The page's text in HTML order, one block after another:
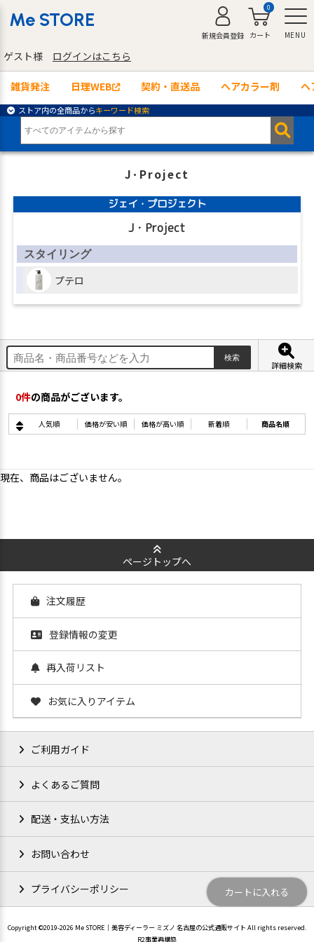
雑貨発注 日理WEB 契約・直送品 ヘアカラー剤 ヘ
ストア内の全商品からキーワード検索
Me STORE
MENU
新規会員登録 カート
0
ゲスト様 ログインはこちら
J･Project
J・Project
ジェイ・プロジェクト
スタイリング
プテロ
詳細検索
0件の商品がございます。
人気順 価格が安い順 価格が高い順 新着順 商品名順
現在、商品はございません。
カートに入れる
ページトップへ
注文履歴
登録情報の変更
再入荷リスト
お気に入りアイテム
ご利用ガイド
よくあるご質問
配送・支払い方法
お問い合わせ
プライバシーポリシー
Copyright ©2019-2026 Me STORE│美容ディーラー ミズノ 名古屋の公式通販サイト All rights reserved.
R2事業再構築